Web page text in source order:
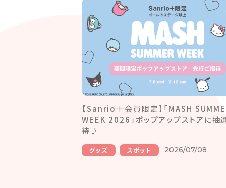
【Sanrio＋会員限定】「MASH
WEEK 2026」ポップアップストアに抽
待♪
グッズ スポット 2026/07/08